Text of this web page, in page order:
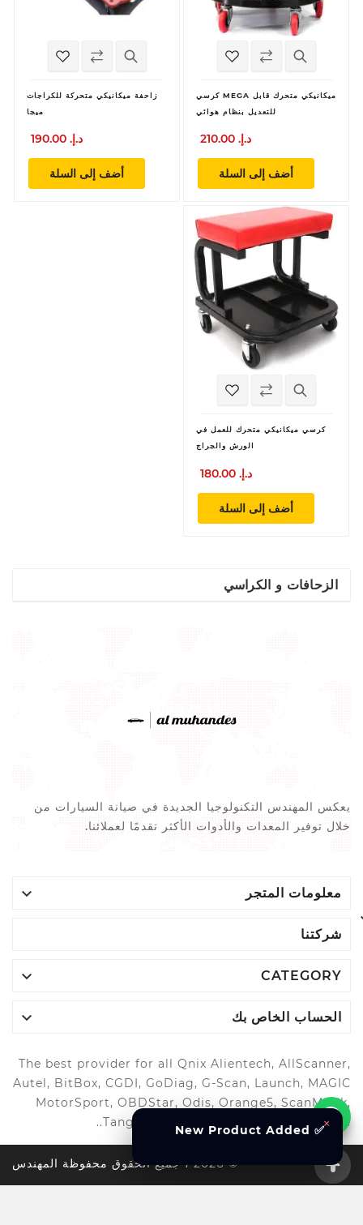
كرسي MEGA ميكانيكي متحرك قابل
للتعديل بنظام هوائي
210.00 د.إ.‏
أضف إلى السلة
زاحفة ميكانيكي متحركة للكراجات
ميجا
190.00 د.إ.‏
أضف إلى السلة
كرسي ميكانيكي متحرك للعمل في
الورش والجراج
180.00 د.إ.‏
أضف إلى السلة
الزحافات و الكراسي
يعكس المهندس التكنولوجيا الجديدة في صيانة السيارات من
خلال توفير المعدات والأدوات الأكثر تقدمًا لعملائنا.
معلومات المتجر 
شركتنا
CATEGORY

الحساب الخاص بك 
The best provider for all Qnix Alientech, AllScanner,
Autel, BitBox, CGDI, GoDiag, G-Scan, Launch, MAGIC
MotorSport, OBDStar, Odis, Orange5, ScanMatik,
Tango, Xhorse, Xtool, Autool and more..
© 2026 ، جميع الحقوق محفوظة المهندس
×
✅ New Product Added